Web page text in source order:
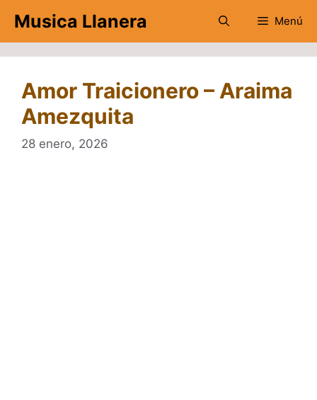
contenido
Musica Llanera Menú
Amor Traicionero – Araima
Amezquita
28 enero, 2026